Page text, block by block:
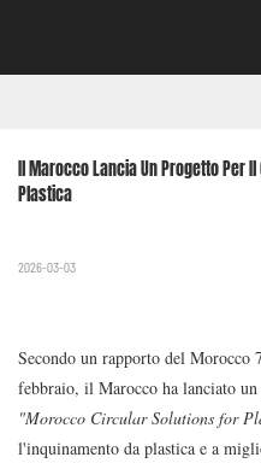
Il Marocco Lancia Un Progetto Per
Plastica
2026-03-03
Secondo un rapporto del
febbraio, il Marocco ha lanciato
"Morocco Circular Solutions for
l'inquinamento da plastica e a